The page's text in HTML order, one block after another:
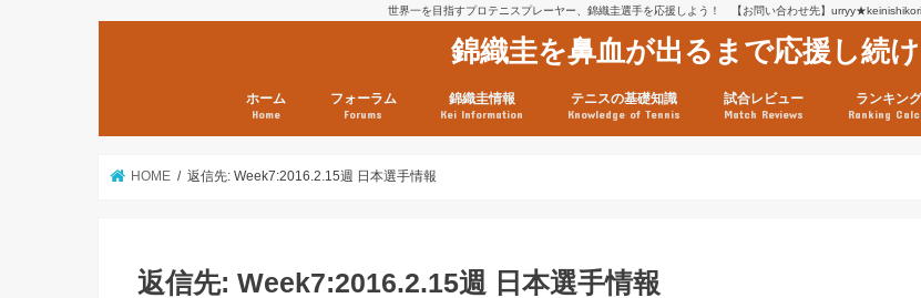
世界一を目指すプロテニスプレーヤー、錦織圭選手を応援しよう！ 【お問い合わせ先】
錦織圭を鼻血が出るまで応援し続
ホーム
Home
フォーラム
Forums
錦織圭情報
Kei Information
日現在）
点）
テニスの基礎知識
Knowledge of Tennis
試合レビュー
Match Reviews
ランキン
Ranking
HOME 返信先: Week7:2016.2.15週 日本選手情報
返信先: Week7:2016.2.15週 日本選手情報